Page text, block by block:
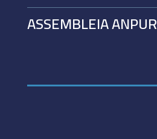
ASSEMBLEIA ANPUR